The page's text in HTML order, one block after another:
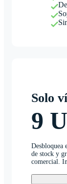
Solo
9
Desbloquea
de stock y
comercial.